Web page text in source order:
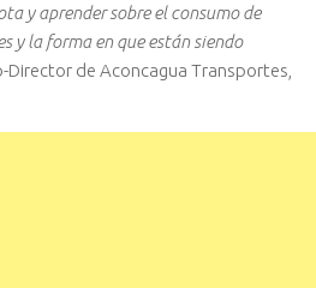
y aprender sobre el consumo de
y la forma en que están siendo
Director de Aconcagua Transportes,